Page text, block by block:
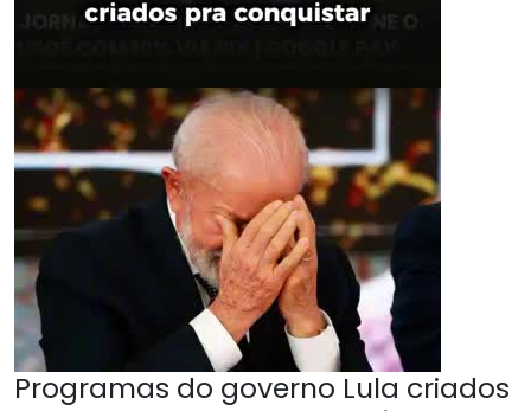
Programas do governo Lula criados